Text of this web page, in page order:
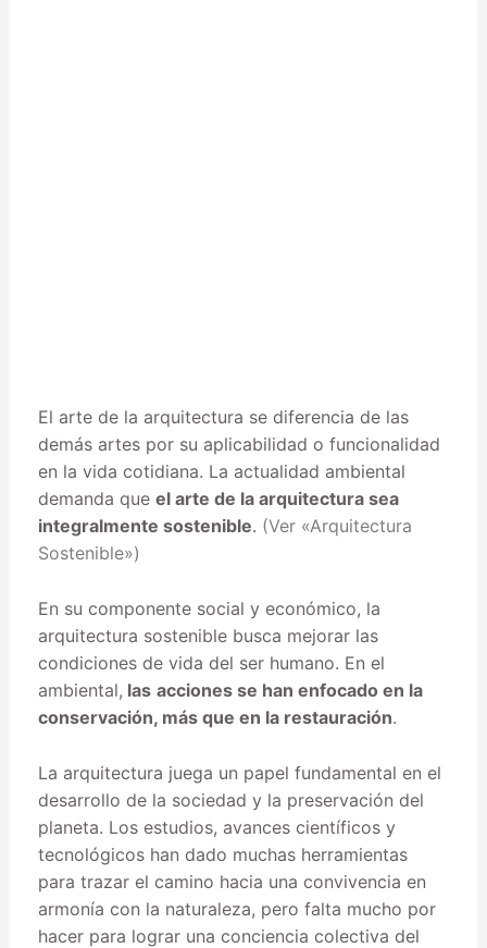
El arte de la arquitectura se diferencia de las
demás artes por su aplicabilidad o funcionalidad
en la vida cotidiana. La actualidad ambiental
demanda que el arte de la arquitectura sea
integralmente sostenible. (Ver «Arquitectura
Sostenible»)
En su componente social y económico, la
arquitectura sostenible busca mejorar las
condiciones de vida del ser humano. En el
ambiental, las acciones se han enfocado en la
conservación, más que en la restauración.
La arquitectura juega un papel fundamental en el
desarrollo de la sociedad y la preservación del
planeta. Los estudios, avances científicos y
tecnológicos han dado muchas herramientas
para trazar el camino hacia una convivencia en
armonía con la naturaleza, pero falta mucho por
hacer para lograr una conciencia colectiva del